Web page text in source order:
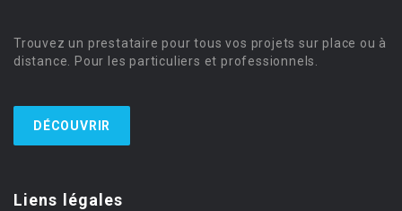
Trouvez un prestataire pour tous vos projets sur place ou à
distance. Pour les particuliers et professionnels.
DÉCOUVRIR
Liens légales